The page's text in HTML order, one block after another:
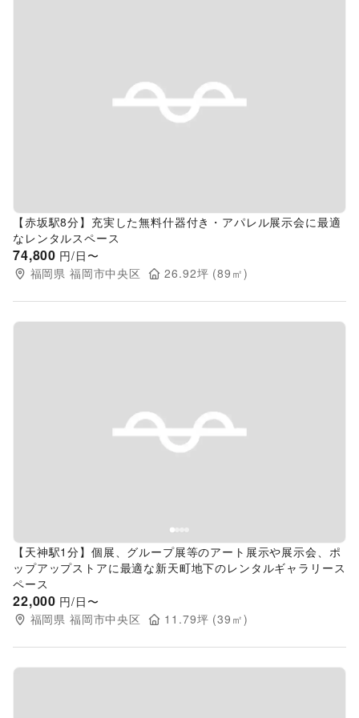
Previous slide
【赤坂駅8分】充実した無料什器付き・アパレル展示会に最適
なレンタルスペース
74,800 円/日〜
福岡県 福岡市中央区 26.92坪 (89 ㎡)
Previous slide
【天神駅1分】個展、グループ展等のアート展示や展示会、ポ
ップアップストアに最適な新天町地下のレンタルギャラリース
ペース
22,000 円/日〜
福岡県 福岡市中央区 11.79坪 (39 ㎡)